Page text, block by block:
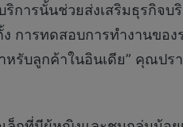
ารนั้นช่วยส่งเสริมธุรกิจบ
การทดสอบการทำงานขอ
หรับลูกค้าในอินเดีย” คุณป